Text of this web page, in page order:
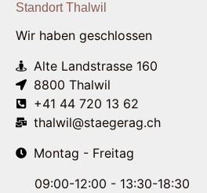
Standort Thalwil
Wir haben geschlossen
Alte Landstrasse 160
8800 Thalwil
+41 44 720 13 62
thalwil@staegerag.ch
Montag - Freitag
09:00-12:00 - 13:30-18:30